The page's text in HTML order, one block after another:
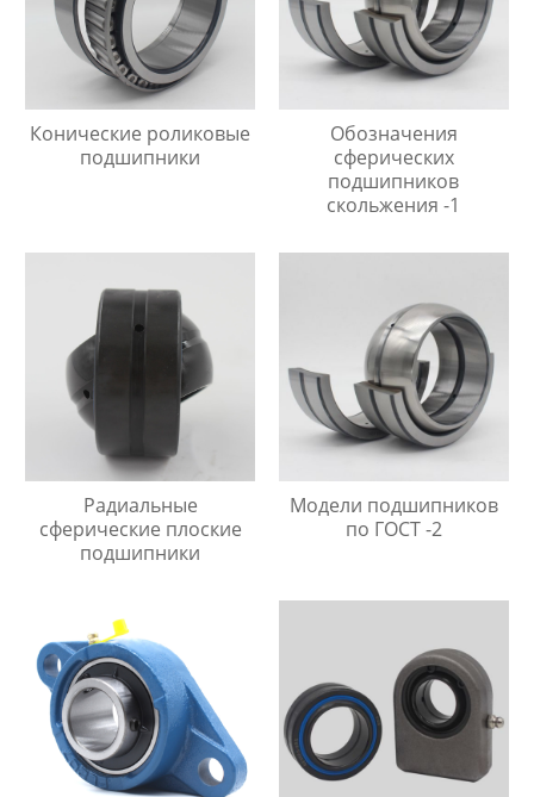
Конические роликовые
подшипники
Обозначения
сферических
подшипников
скольжения -1
Радиальные
сферические плоские
подшипники
Модели подшипников
по ГОСТ -2